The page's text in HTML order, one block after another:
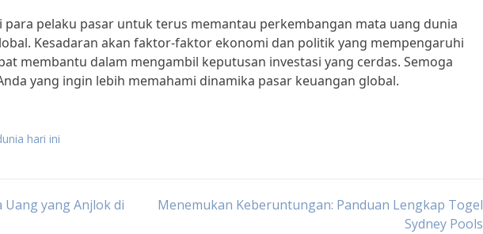
pelaku pasar untuk terus memantau perkembangan mata uang dunia
Kesadaran akan faktor-faktor ekonomi dan politik yang mempengaruhi
membantu dalam mengambil keputusan investasi yang cerdas. Semoga
yang ingin lebih memahami dinamika pasar keuangan global.
hari ini
yang Anjlok di
Menemukan Keberuntungan: Panduan Lengkap Togel
Sydney Pools